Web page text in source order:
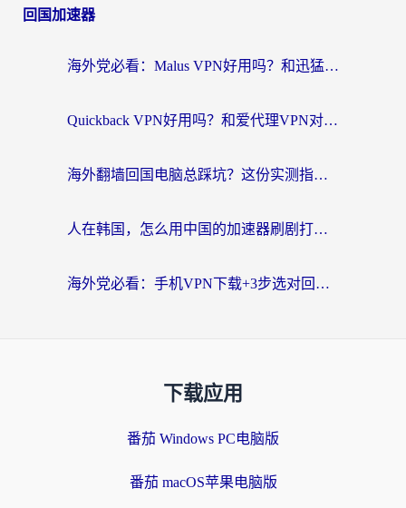
回国加速器
海外党必看：Malus VPN好用吗？和迅猛兔VPN对比哪个回国效果更好？附真实体验与避坑指南
Quickback VPN好用吗？和爱代理VPN对比哪个回国效果更好？
海外翻墙回国电脑总踩坑？这份实测指南帮你选对加速器（附ChickCNinitapMalus对比）
人在韩国，怎么用中国的加速器刷剧打游戏？这份真实体验指南给你答案
海外党必看：手机VPN下载+3步选对回国加速器，无缝刷国内资源不再愁
下载应用
番茄 Windows PC电脑版
番茄 macOS苹果电脑版